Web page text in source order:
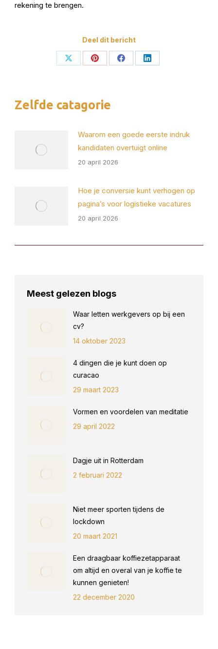
rekening te brengen.
Deel dit bericht
Deel
Deel
Deel
Deel
Zelfde catagorie
Waarom een goede eerste indruk
kandidaten overtuigt online
20 april 2026
Hoe je conversie kunt verhogen op
pagina’s voor logistieke vacatures
20 april 2026
Meest gelezen blogs
Waar letten werkgevers op bij een
cv?
14 oktober 2023
4 dingen die je kunt doen op
curacao
29 maart 2023
Vormen en voordelen van meditatie
29 april 2022
Dagje uit in Rotterdam
2 februari 2022
Niet meer sporten tijdens de
lockdown
20 maart 2021
Een draagbaar koffiezetapparaat
om altijd en overal van je koffie te
kunnen genieten!
22 december 2020